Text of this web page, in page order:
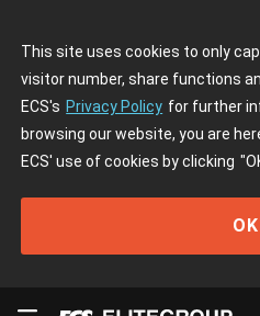
This site uses cookies to only
visitor number, share functions
ECS's Privacy Policy for further
browsing our website, you are
ECS' use of cookies by clicking
OK